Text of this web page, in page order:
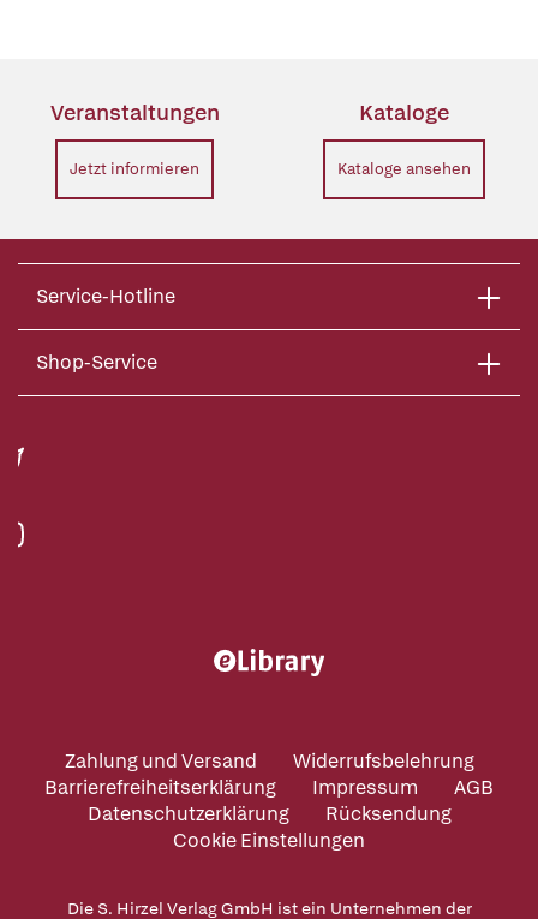
Veranstaltungen
Jetzt informieren
Kataloge
Kataloge ansehen
Service-Hotline
Shop-Service
Zahlung und Versand
Widerrufsbelehrung
Barrierefreiheitserklärung
Impressum
AGB
Datenschutzerklärung
Rücksendung
Cookie Einstellungen
Die S. Hirzel Verlag GmbH ist ein Unternehmen der